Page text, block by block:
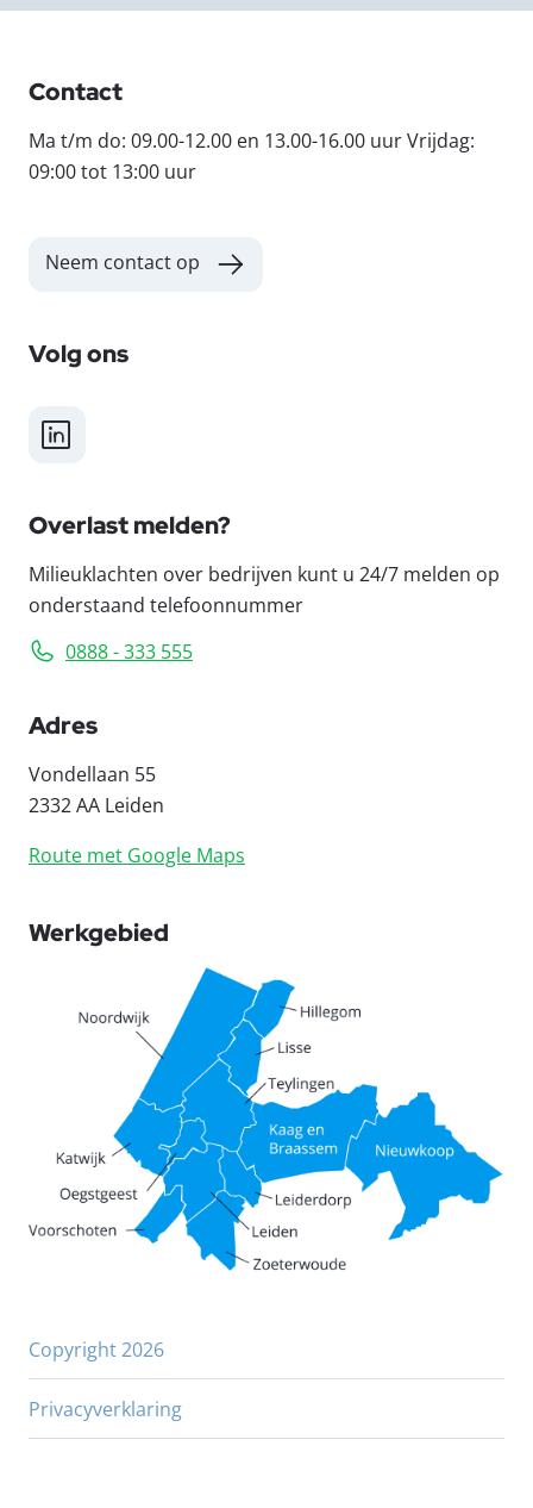
Contact
Ma t/m do: 09.00-12.00 en 13.00-16.00 uur Vrijdag:
09:00 tot 13:00 uur
Neem contact op
Volg ons
LinkedIn
Overlast melden?
Milieuklachten over bedrijven kunt u 24/7 melden op
onderstaand telefoonnummer
0888 - 333 555
Adres
Vondellaan 55
2332 AA Leiden
Route met Google Maps
Werkgebied
Copyright 2026
Privacyverklaring